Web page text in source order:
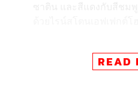
Météorites Sous Les
02 ในเคสสุดหรูประดับเ
READ